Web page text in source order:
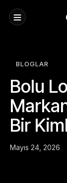
BLOGLAR
Bolu
Bir
Mayıs 24, 2026